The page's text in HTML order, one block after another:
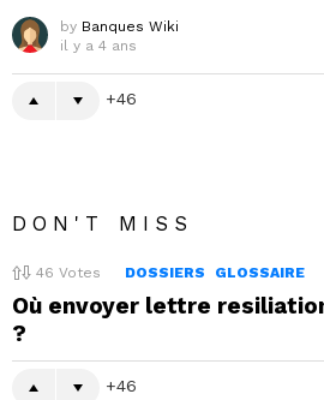
by Banques Wiki
il y a 4 ans
46
DON'T MISS
46 Votes DOSSIERS GLOSSAIRE
Où envoyer lettre
?
46